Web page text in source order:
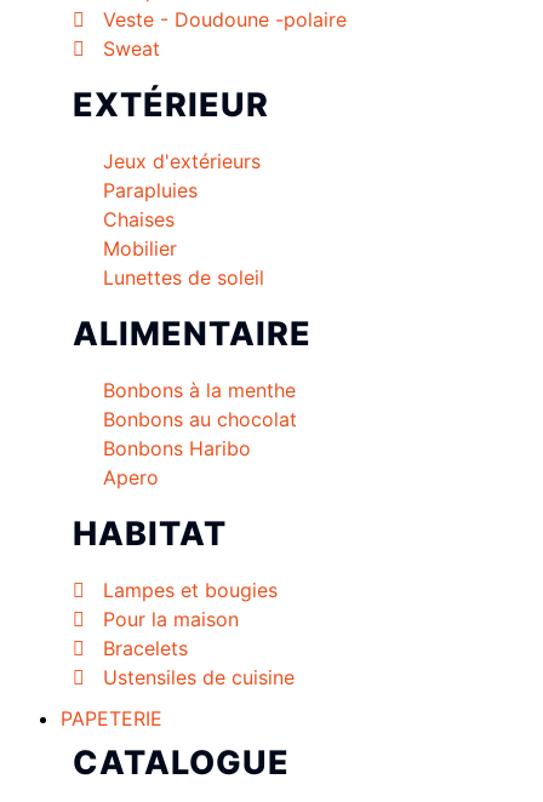
Veste - Doudoune -polaire
Sweat
EXTÉRIEUR
Jeux d'extérieurs
Parapluies
Chaises
Mobilier
Lunettes de soleil
ALIMENTAIRE
Bonbons à la menthe
Bonbons au chocolat
Bonbons Haribo
Apero
HABITAT
Lampes et bougies
Pour la maison
Bracelets
Ustensiles de cuisine
PAPETERIE
CATALOGUE